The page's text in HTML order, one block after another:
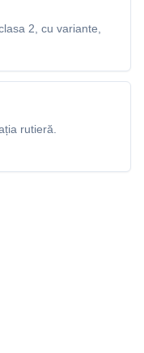
2, cu variante,
rutieră.